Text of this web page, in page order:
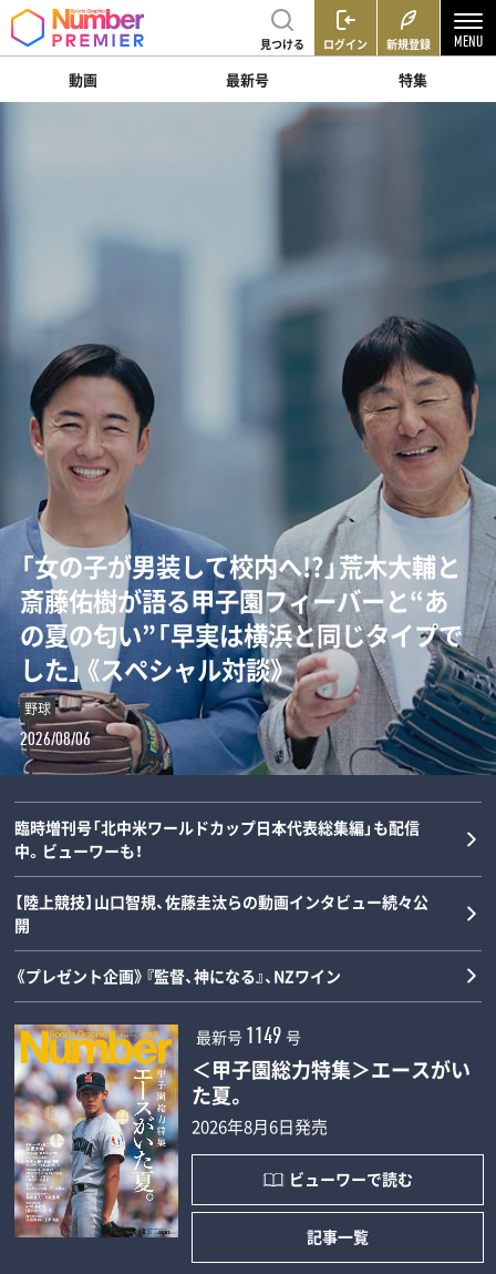
見つける ログイン 新規登録
動画 最新号 特集
ダルビッシュの夏を終わらせた三塁手…
22年後に浮かべた“笑顔”と“涙”の理由
とは？《最強右腕「甲子園ラストゲーム」
の真実》
野球
2026/08/07
「女の子が男装して校内へ!?」荒木大輔と
斎藤佑樹が語る甲子園フィーバーと“あ
の夏の匂い”「早実は横浜と同じタイプで
した」《スペシャル対談》
野球
2026/08/06
【甲子園】横浜高校の“歴代最強エース”は
誰なのか…松坂大輔と渡辺元智が語
る“背番号1”の条件「人間的には丹波し
かない」
野球
2026/08/05
「Qちゃん、マジで何してんの！」高橋尚子
の愛称を生んだ“裸にアルミホイル”と小
出義雄が書いた鬼メニュー「今日は日本
記録が練習…」《浜田雅功の対談連載》
陸上
2026/08/05
“持たざる者”と“持てる者”が直線でつ
ながる…カーボベルデとメッシの守備が
思い出せてくれた「サッカーの根っこ」と
は？《W杯コラム》
サッカー
2026/08/04
臨時増刊号「北中米ワールドカップ日本代表総集編」も配信
中。ビューワーも！
【陸上競技】山口智規、佐藤圭汰らの動画インタビュー続々公
開
《プレゼント企画》『監督、神になる』、NZワイン
最新号 1149 号
＜甲子園総力特集＞エースがい
た夏。
2026年8月6日発売
ビューワーで読む
記事一覧